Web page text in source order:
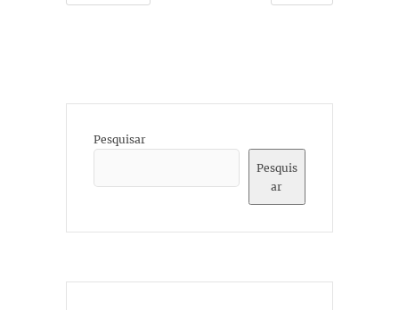
Pesquisar
Pesquis
ar